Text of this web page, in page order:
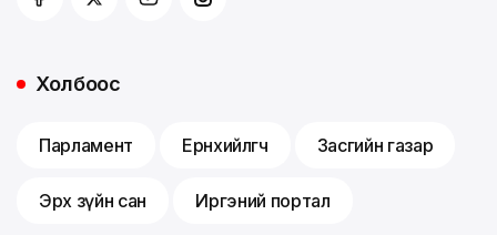
Холбоос
Парламент Ерөнхийлөгч Засгийн газар
Эрх зүйн сан Иргэний портал